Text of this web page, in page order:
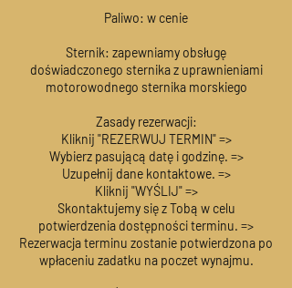
Paliwo: w cenie
Sternik: zapewniamy obsługę
doświadczonego sternika z uprawnieniami
motorowodnego sternika morskiego
Zasady rezerwacji:
Kliknij "REZERWUJ TERMIN" =>
Wybierz pasującą datę i godzinę. =>
Uzupełnij dane kontaktowe. =>
Kliknij "WYŚLIJ" =>
Skontaktujemy się z Tobą w celu
potwierdzenia dostępności terminu. =>
Rezerwacja terminu zostanie potwierdzona po
wpłaceniu zadatku na poczet wynajmu.